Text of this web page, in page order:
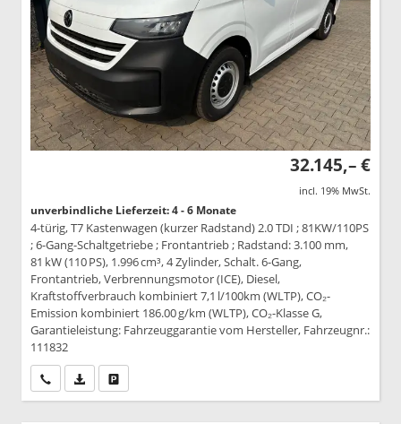
32.145,– €
incl. 19% MwSt.
unverbindliche Lieferzeit: 4 - 6 Monate
4-türig, T7 Kastenwagen (kurzer Radstand) 2.0 TDI ; 81KW/110PS
; 6-Gang-Schaltgetriebe ; Frontantrieb ; Radstand: 3.100 mm,
81 kW (110 PS), 1.996 cm³, 4 Zylinder, Schalt. 6-Gang,
Frontantrieb, Verbrennungsmotor (ICE), Diesel,
Kraftstoffverbrauch kombiniert 7,1 l/100km (WLTP), CO₂-
Emission kombiniert 186.00 g/km (WLTP), CO₂-Klasse G,
Garantieleistung: Fahrzeuggarantie vom Hersteller, Fahrzeugnr.:
111832
Wir rufen Sie anPDF-Datei, Fahrzeugexposé drucken